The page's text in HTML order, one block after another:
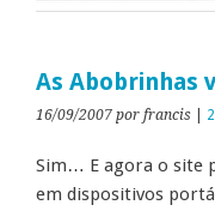
As Abobrinhas
16/09/2007 por francis
Sim… E agora o site
em dispositivos